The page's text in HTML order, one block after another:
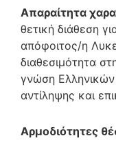
Απαραίτητα
θετική διάθεση
απόφοιτος/η
διαθεσιμότητα
γνώση Ελληνικών
αντίληψης και
Αρμοδιότητες